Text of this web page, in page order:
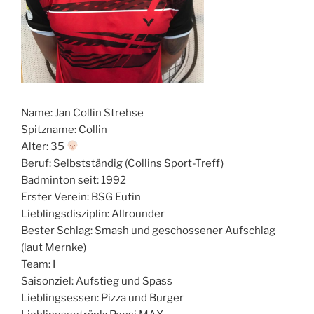
Name: Jan Collin Strehse
Spitzname: Collin
Alter: 35
Beruf: Selbstständig (Collins Sport-Treff)
Badminton seit: 1992
Erster Verein: BSG Eutin
Lieblingsdisziplin: Allrounder
Bester Schlag: Smash und geschossener Aufschlag
(laut Mernke)
Team: I
Saisonziel: Aufstieg und Spass
Lieblingsessen: Pizza und Burger